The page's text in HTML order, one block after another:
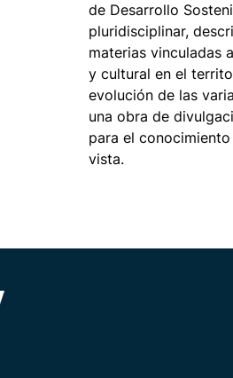
de Desarrollo
pluridisciplinar,
materias vinculadas
y cultural en el
evolución de las
una obra de
para el
vista.